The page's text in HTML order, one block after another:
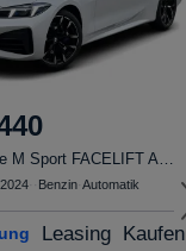
M440i xDrive M Sport FACELIFT ACC h&k St.Hzg
Benzin Automatik
Leasing Kaufen